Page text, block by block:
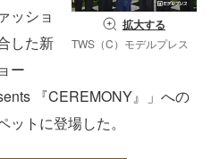
拡大する
TWS（C）モデルプレス
ッショ
した新
ー
『CEREMONY』」への
トに登場した。